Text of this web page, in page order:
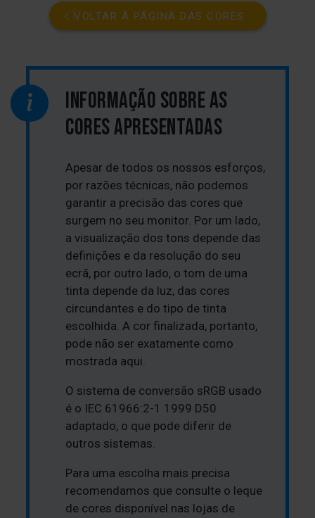
VOLTAR À PÁGINA DAS CORES
INFORMAÇÃO SOBRE AS
CORES APRESENTADAS
Apesar de todos os nossos esforços,
por razões técnicas, não podemos
garantir a precisão das cores que
surgem no seu monitor. Por um lado,
a visualização dos tons depende das
definições e da resolução do seu
ecrã, por outro lado, o tom de uma
tinta depende da luz, das cores
circundantes e do tipo de tinta
escolhida. A cor finalizada, portanto,
pode não ser exatamente como
mostrada aqui.
O sistema de conversão sRGB usado
é o IEC 61966:2-1 1999 D50
adaptado, o que pode diferir de
outros sistemas.
Para uma escolha mais precisa
recomendamos que consulte o leque
de cores disponível nas lojas de